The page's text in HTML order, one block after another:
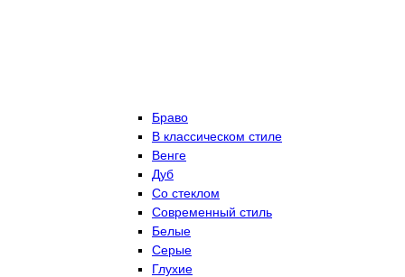
Браво
В классическом стиле
Венге
Дуб
Со стеклом
Современный стиль
Белые
Серые
Глухие